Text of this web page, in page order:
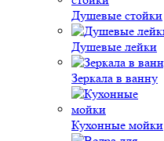
Душевые стойки
Душевые лейки
Зеркала в ванну
Кухонные мойки